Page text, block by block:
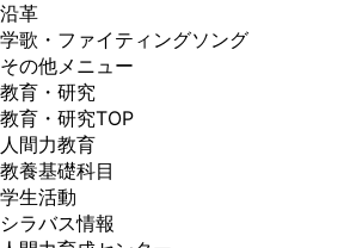
沿革
学歌・ファイティングソング
その他メニュー
教育・研究
教育・研究TOP
人間力教育
教養基礎科目
学生活動
シラバス情報